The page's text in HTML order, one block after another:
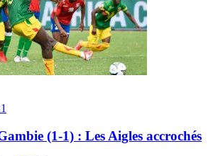
(1-1) : Les Aigles accrochés